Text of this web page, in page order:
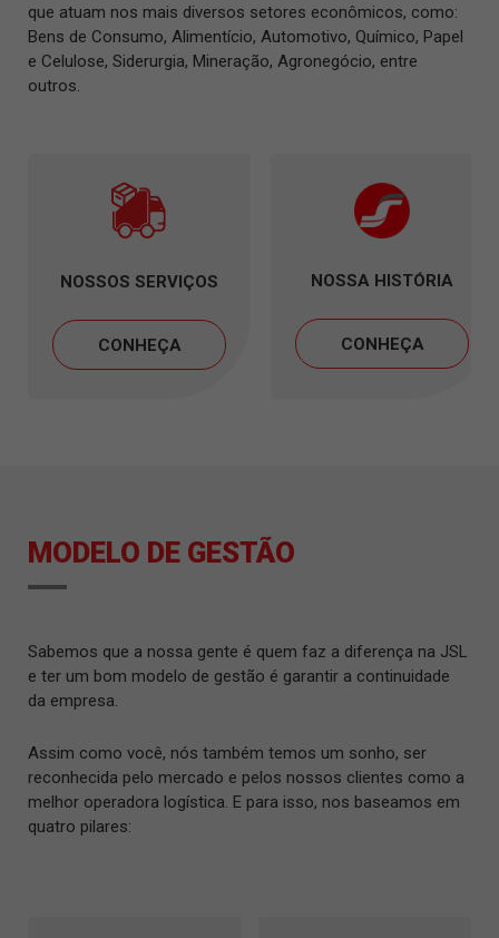
que atuam nos mais diversos setores econômicos, como:
Bens de Consumo, Alimentício, Automotivo, Químico, Papel
e Celulose, Siderurgia, Mineração, Agronegócio, entre
outros.
NOSSOS SERVIÇOS
CONHEÇA
NOSSA HISTÓRIA
CONHEÇA
MODELO DE GESTÃO
Sabemos que a nossa gente é quem faz a diferença na JSL
e ter um bom modelo de gestão é garantir a continuidade
da empresa.
Assim como você, nós também temos um sonho, ser
reconhecida pelo mercado e pelos nossos clientes como a
melhor operadora logística. E para isso, nos baseamos em
quatro pilares: